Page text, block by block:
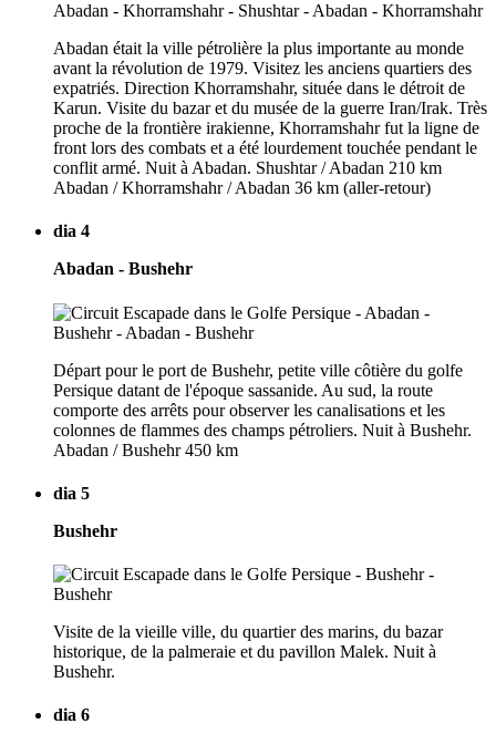
Abadan était la ville pétrolière la plus importante au monde
avant la révolution de 1979. Visitez les anciens quartiers des
expatriés. Direction Khorramshahr, située dans le détroit de
Karun. Visite du bazar et du musée de la guerre Iran/Irak. Très
proche de la frontière irakienne, Khorramshahr fut la ligne de
front lors des combats et a été lourdement touchée pendant le
conflit armé. Nuit à Abadan. Shushtar / Abadan 210 km
Abadan / Khorramshahr / Abadan 36 km (aller-retour)
dia 4
Abadan - Bushehr
Départ pour le port de Bushehr, petite ville côtière du golfe
Persique datant de l'époque sassanide. Au sud, la route
comporte des arrêts pour observer les canalisations et les
colonnes de flammes des champs pétroliers. Nuit à Bushehr.
Abadan / Bushehr 450 km
dia 5
Bushehr
Visite de la vieille ville, du quartier des marins, du bazar
historique, de la palmeraie et du pavillon Malek. Nuit à
Bushehr.
dia 6